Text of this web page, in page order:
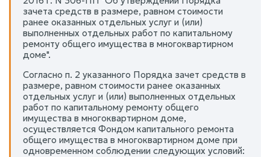
зачета средств в размере, равном стоимости
ранее оказанных отдельных услуг и (или)
выполненных отдельных работ по капитальному
ремонту общего имущества в многоквартирном
доме".
Согласно п. 2 указанного Порядка зачет средств в
размере, равном стоимости ранее оказанных
отдельных услуг и (или) выполненных отдельных
работ по капитальному ремонту общего
имущества в многоквартирном доме,
осуществляется Фондом капитального ремонта
общего имущества в многоквартирном доме при
одновременном соблюдении следующих условий: